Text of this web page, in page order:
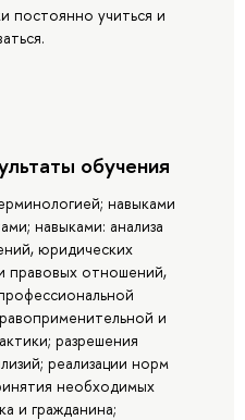
постоянно учиться и
обучения
навыками
навыками: анализа
юридических
правовых отношений,
и
разрешения
реализации норм
необходимых
и гражданина;